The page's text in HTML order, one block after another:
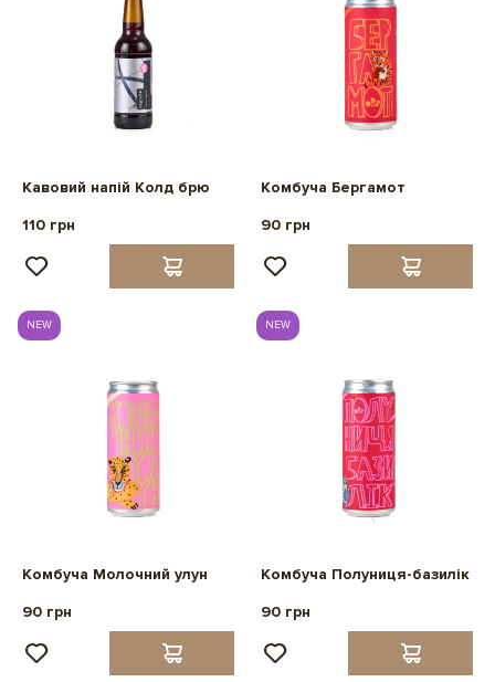
Кавовий напій Колд брю
110 грн
Комбуча Бергамот
90 грн
NEW
Комбуча Молочний улун
90 грн
NEW
Комбуча Полуниця-базилік
90 грн